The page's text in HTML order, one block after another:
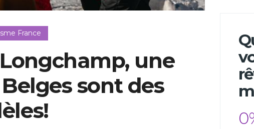
France
une
sont des